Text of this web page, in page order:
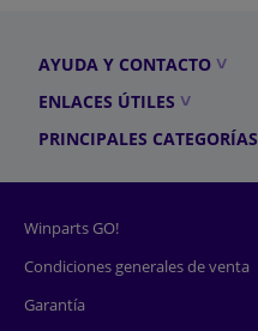
AYUDA Y CONTACTO
ENLACES ÚTILES
PRINCIPALES CATEGORÍAS
Winparts GO!
Condiciones generales de venta
Garantía